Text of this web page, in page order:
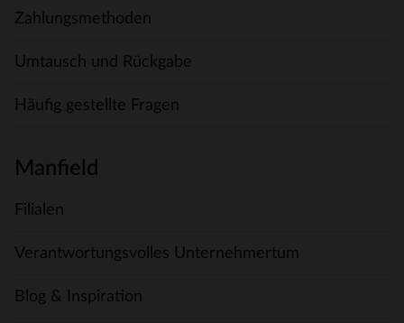
Zahlungsmethoden
Umtausch und Rückgabe
Häufig gestellte Fragen
Manfield
Filialen
Verantwortungsvolles Unternehmertum
Blog & Inspiration